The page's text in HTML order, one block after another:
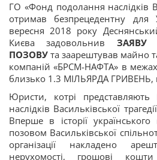
ГО «Фонд подолання наслідків
отримав безпрецедентну для
вересня 2018 року
Києва задовольнив ЗАЯВУ
ПОЗОВУ та заарештував майно
компаній «БРСМ-НАФТА» в
близько 1.3 МІЛЬЯРДА ГРИВЕНЬ,
Юристи, котрі
наслідків Васильківської
Вперше в історії
позовом Васильківської
організації накладено
нерухомості, грошові